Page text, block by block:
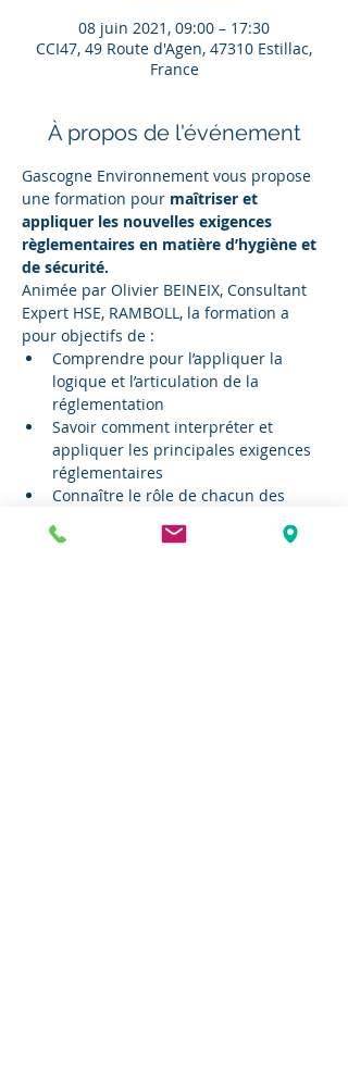
08 juin 2021, 09:00 – 17:30
CCI47, 49 Route d'Agen, 47310 Estillac,
France
À propos de l'événement
Gascogne Environnement vous propose
une formation pour maîtriser et
appliquer les nouvelles exigences
règlementaires en matière d’hygiène et
de sécurité.
Animée par Olivier BEINEIX, Consultant
Expert HSE, RAMBOLL, la formation a
pour objectifs de :
Comprendre pour l’appliquer la
logique et l’articulation de la
réglementation
Savoir comment interpréter et
appliquer les principales exigences
réglementaires
Connaître le rôle de chacun des
Ainsi, la journée s'articulera autour des